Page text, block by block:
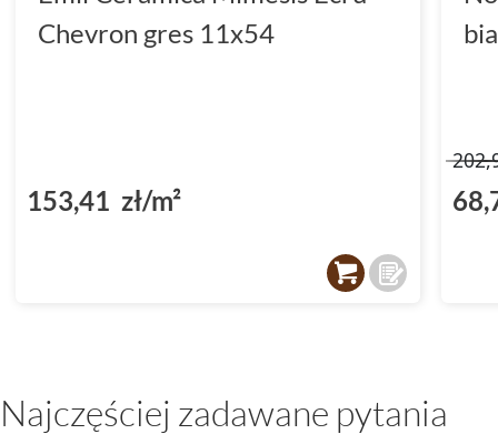
Chevron gres 11x54
153,41 zł/m²
Najczęściej zadawane pytania